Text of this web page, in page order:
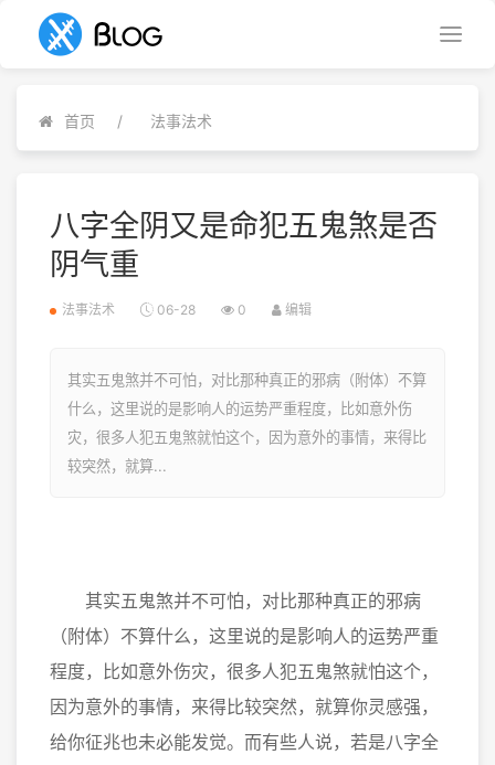
首页 法事法术
八字全阴又是命犯五鬼煞是否
阴气重
法事法术 06-28 0 编辑
其实五鬼煞并不可怕，对比那种真正的邪病（附体）不算
什么，这里说的是影响人的运势严重程度，比如意外伤
灾，很多人犯五鬼煞就怕这个，因为意外的事情，来得比
较突然，就算...
其实五鬼煞并不可怕，对比那种真正的邪病
（附体）不算什么，这里说的是影响人的运势严重
程度，比如意外伤灾，很多人犯五鬼煞就怕这个，
因为意外的事情，来得比较突然，就算你灵感强，
给你征兆也未必能发觉。而有些人说，若是八字全